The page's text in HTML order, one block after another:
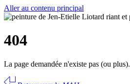
Aller au contenu principal
404
La page demandée n'existe pas (ou plus).